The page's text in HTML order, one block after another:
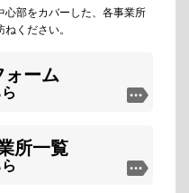
心部をカバーした、各事業所
ください。
ォーム
所一覧